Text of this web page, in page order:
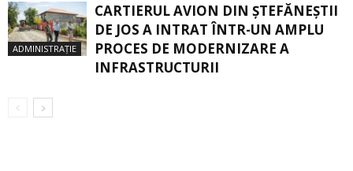
ADMINISTRAȚIE
CARTIERUL AVION DIN ŞTEFĂNEŞTII
DE JOS A INTRAT ÎNTR-UN AMPLU
PROCES DE MODERNIZARE A
INFRASTRUCTURII